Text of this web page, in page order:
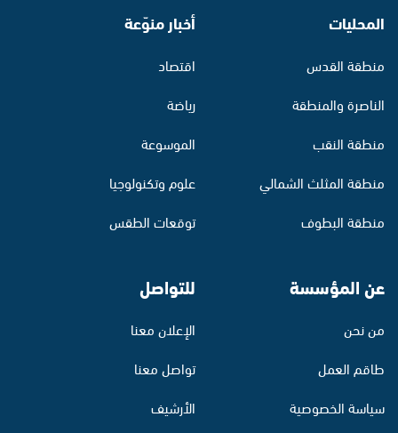
المحليات
منطقة القدس
الناصرة والمنطقة
منطقة النقب
منطقة المثلث الشمالي
منطقة البطوف
أخبار منوّعة
اقتصاد
رياضة
الموسوعة
علوم وتكنولوجيا
توقعات الطقس
عن المؤسسة
من نحن
طاقم العمل
سياسة الخصوصية
للتواصل
الإعلان معنا
تواصل معنا
الأرشيف